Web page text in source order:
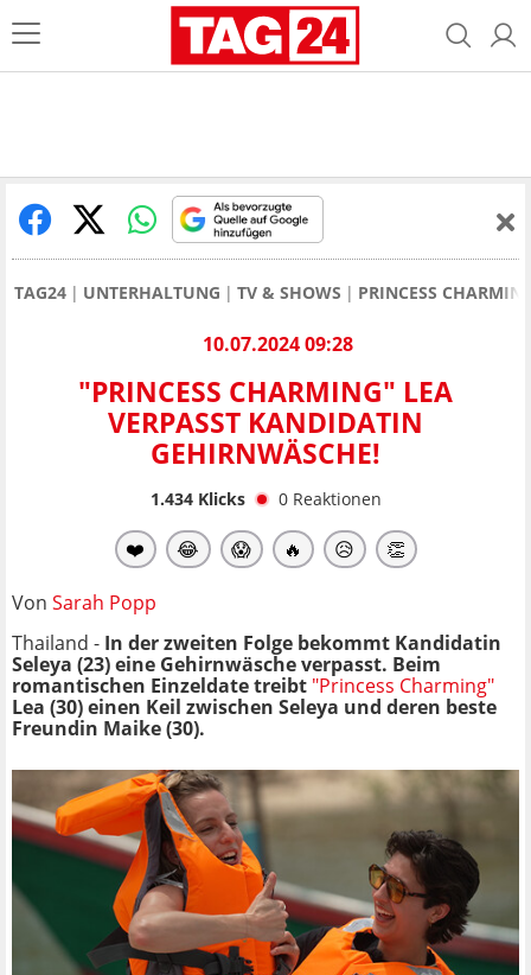
TAG24 UNTERHALTUNG TV & SHOWS PRINCESS
10.07.2024 09:28
"PRINCESS CHARMING" LEA
VERPASST KANDIDATIN
GEHIRNWÄSCHE!
1.434Klicks 0 Reaktionen
❤️ 😂 😱 🔥 😥 👏
Von Sarah Popp
Thailand - In der zweiten Folge bekommt Kandidatin
Seleya (23) eine Gehirnwäsche verpasst. Beim
romantischen Einzeldate treibt "Princess Charming"
Lea (30) einen Keil zwischen Seleya und deren beste
Freundin Maike (30).